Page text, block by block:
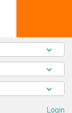
Login